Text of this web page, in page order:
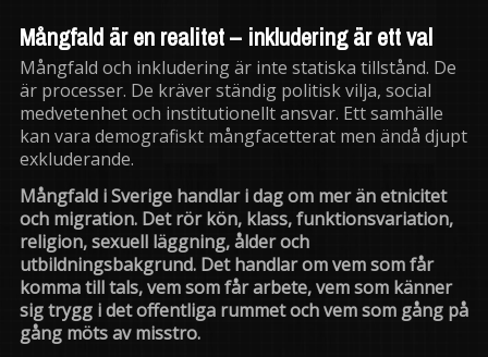
Mångfald är en realitet – inkludering är ett val
Mångfald och inkludering är inte statiska tillstånd. De
är processer. De kräver ständig politisk vilja, social
medvetenhet och institutionellt ansvar. Ett samhälle
kan vara demografiskt mångfacetterat men ändå djupt
exkluderande.
Mångfald i Sverige handlar i dag om mer än etnicitet
och migration. Det rör kön, klass, funktionsvariation,
religion, sexuell läggning, ålder och
utbildningsbakgrund. Det handlar om vem som får
komma till tals, vem som får arbete, vem som känner
sig trygg i det offentliga rummet och vem som gång på
gång möts av misstro.